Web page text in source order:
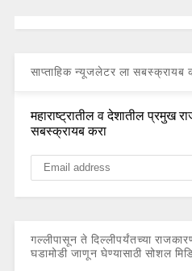
साप्ताहिक न्यूजलेटर ला सबस्क्रायब
महाराष्ट्रातील व देशातील प्रमुख
सबस्क्रायब करा
गल्लीपासून ते दिल्लीपर्यंतच्या
घडामोडी जाणून घेण्यासाठी सोशल